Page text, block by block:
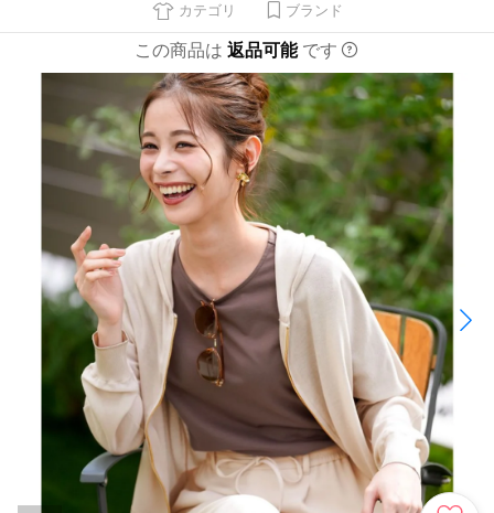
カテゴリ ブランド
この商品は 返品可能 です